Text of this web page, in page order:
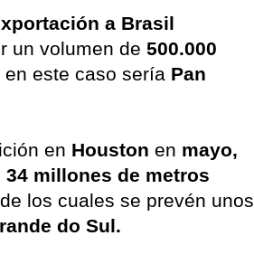
a Brasil
un volumen de 500.000
este caso sería Pan
en Houston en mayo,
millones de metros
de los cuales se prevén unos
do Sul.